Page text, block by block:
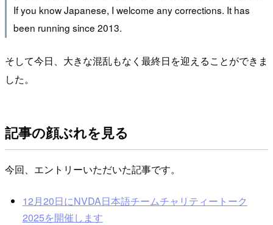
If you know Japanese, I welcome any corrections. It has
been running since 2013.
そして今日、大きな混乱もなく最終日を迎えることができま
した。
記事の顔ぶれを見る
今回、エントリーいただいた記事です。
12月20日にNVDA日本語チームチャリティートーク
2025を開催します